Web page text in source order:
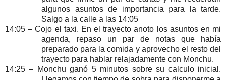
algunos asuntos de importancia para la tarde.
Salgo a la calle a las 14:05
14:05 – Cojo el taxi. En el trayecto anoto los asuntos en mi
agenda, repaso un par de notas que había
preparado para la comida y aprovecho el resto del
trayecto para hablar relajadamente con Monchu.
14:25 – Monchu ganó 5 minutos sobre su calculo inicial.